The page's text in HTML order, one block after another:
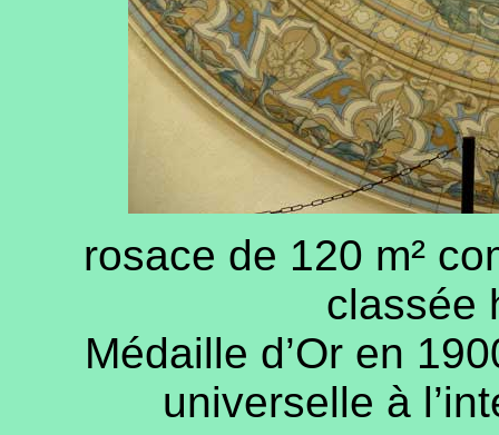
rosace de 120 m²
classée
Médaille d’Or en
universelle à